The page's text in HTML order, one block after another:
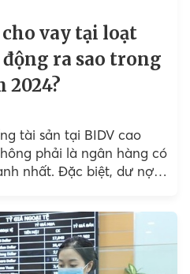
vay tại loạt
ra sao trong
2024?
tài sản tại BIDV cao
phải là ngân hàng có
nhất. Đặc biệt, dư nợ